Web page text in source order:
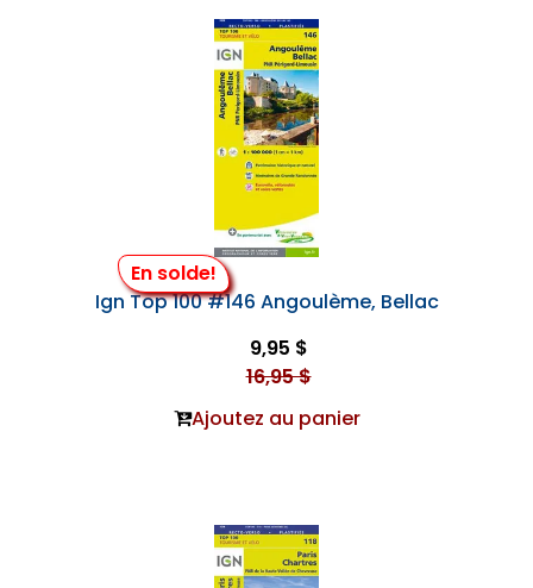
En solde!
Ign Top 100 #146 Angoulème, Bellac
9,95 $
16,95 $
Ajoutez au panier